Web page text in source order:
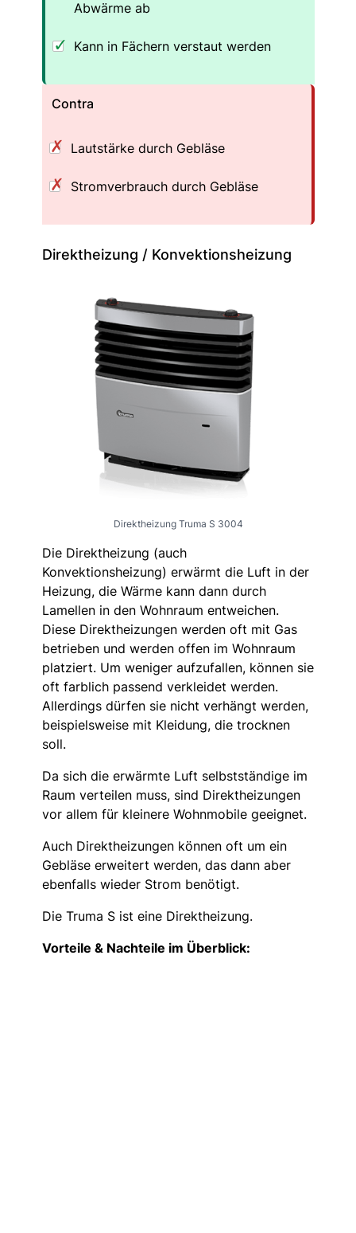
Abwärme ab
Kann in Fächern verstaut werden
Contra
Lautstärke durch Gebläse
Stromverbrauch durch Gebläse
Direktheizung / Konvektionsheizung
Direktheizung Truma S 3004
Die Direktheizung (auch
Konvektionsheizung) erwärmt die Luft in der
Heizung, die Wärme kann dann durch
Lamellen in den Wohnraum entweichen.
Diese Direktheizungen werden oft mit Gas
betrieben und werden offen im Wohnraum
platziert. Um weniger aufzufallen, können sie
oft farblich passend verkleidet werden.
Allerdings dürfen sie nicht verhängt werden,
beispielsweise mit Kleidung, die trocknen
soll.
Da sich die erwärmte Luft selbstständige im
Raum verteilen muss, sind Direktheizungen
vor allem für kleinere Wohnmobile geeignet.
Auch Direktheizungen können oft um ein
Gebläse erweitert werden, das dann aber
ebenfalls wieder Strom benötigt.
Die Truma S ist eine Direktheizung.
Vorteile & Nachteile im Überblick: